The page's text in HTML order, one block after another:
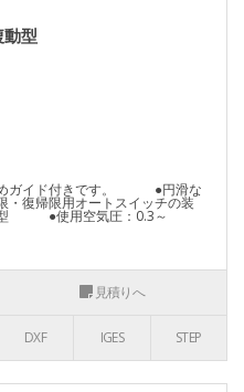
型
めガイド付きです。 ●円滑な
帰限用オートスイッチの装
型 ●使用空気圧：0.3～
見積りへ
DXF IGES STEP